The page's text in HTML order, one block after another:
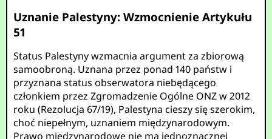
Uznanie Palestyny: Wzmocnienie Artykułu
51
Status Palestyny wzmacnia argument za zbiorową
samoobroną. Uznana przez ponad 140 państw i
przyznana status obserwatora niebędącego
członkiem przez Zgromadzenie Ogólne ONZ w 2012
roku (Rezolucja 67/19), Palestyna cieszy się szerokim,
choć niepełnym, uznaniem międzynarodowym.
Prawo międzynarodowe nie ma jednoznacznej